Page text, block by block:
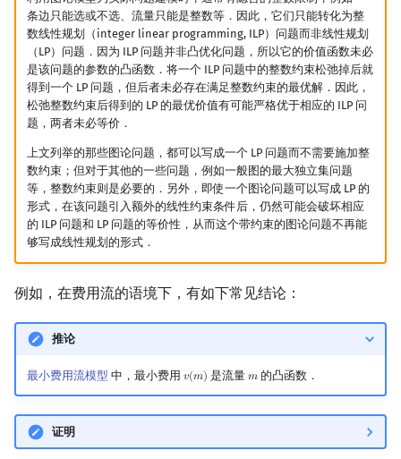
条边只能选或不选、流量只能是整数等．因此，它们只能转化为整
数线性规划（integer linear programming, ILP）问题而非线性规划
（LP）问题．因为 ILP 问题并非凸优化问题，所以它的价值函数未必
是该问题的参数的凸函数．将一个 ILP 问题中的整数约束松弛掉后就
得到一个 LP 问题，但后者未必存在满足整数约束的最优解．因此，
松弛整数约束后得到的 LP 的最优价值有可能严格优于相应的 ILP 问
题，两者未必等价．
上文列举的那些图论问题，都可以写成一个 LP 问题而不需要施加整
数约束；但对于其他的一些问题，例如一般图的最大独立集问题
等，整数约束则是必要的．另外，即使一个图论问题可以写成 LP 的
形式，在该问题引入额外的线性约束条件后，仍然可能会破坏相应
的 ILP 问题和 LP 问题的等价性，从而这个带约束的图论问题不再能
够写成线性规划的形式．
例如，在费用流的语境下，有如下常见结论：
推论
最小费用流模型 中，最小费用 𝑣(𝑚)
v(m) 是流量 𝑚
m 的凸函数．
证明